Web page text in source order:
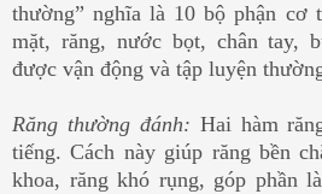
thường” nghĩa là 10 bộ phận cơ
mặt, răng, nước bọt, chân tay,
được vận động và tập luyện
Răng thường đánh: Hai hàm
tiếng. Cách này giúp răng bền
khoa, răng khó rụng, góp phần